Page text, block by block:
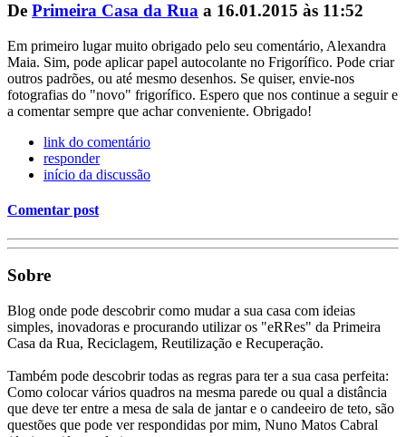
De Primeira Casa da Rua a 16.01.2015 às 11:52
Em primeiro lugar muito obrigado pelo seu comentário, Alexandra
Maia. Sim, pode aplicar papel autocolante no Frigorífico. Pode criar
outros padrões, ou até mesmo desenhos. Se quiser, envie-nos
fotografias do "novo" frigorífico. Espero que nos continue a seguir e
a comentar sempre que achar conveniente. Obrigado!
link do comentário
responder
início da discussão
Comentar post
Sobre
Blog onde pode descobrir como mudar a sua casa com ideias
simples, inovadoras e procurando utilizar os "eRRes" da Primeira
Casa da Rua, Reciclagem, Reutilização e Recuperação.
Também pode descobrir todas as regras para ter a sua casa perfeita:
Como colocar vários quadros na mesma parede ou qual a distância
que deve ter entre a mesa de sala de jantar e o candeeiro de teto, são
questões que pode ver respondidas por mim, Nuno Matos Cabral